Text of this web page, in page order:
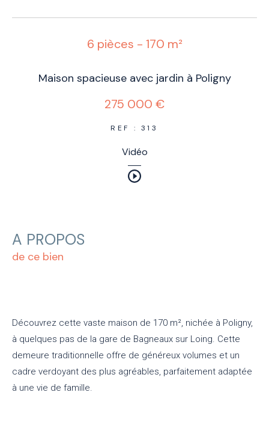
6 pièces - 170 m²
Maison spacieuse avec jardin à Poligny
275 000 €
REF : 313
Vidéo
A PROPOS
de ce bien
Découvrez cette vaste maison de 170 m², nichée à Poligny,
à quelques pas de la gare de Bagneaux sur Loing. Cette
demeure traditionnelle offre de généreux volumes et un
cadre verdoyant des plus agréables, parfaitement adaptée
à une vie de famille.